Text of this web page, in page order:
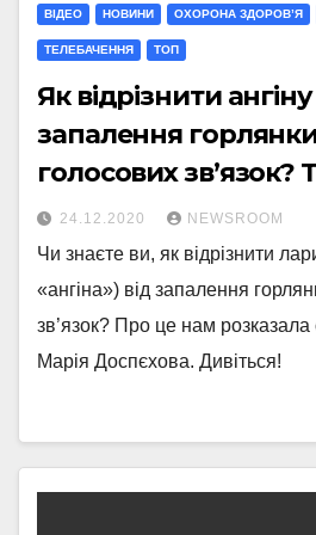
ВІДЕО НОВИНИ ОХОРОНА ЗДОРОВ’Я
ТЕЛЕБАЧЕННЯ ТОП
Як відрізнити ангіну
запалення
голосових зв’язок?
24.12.2020 NEWSROOM
Чи знаєте ви, як відрізнити
«ангіна») від запалення
зв’язок? Про це нам розказала
Марія Доспєхова. Дивіться!